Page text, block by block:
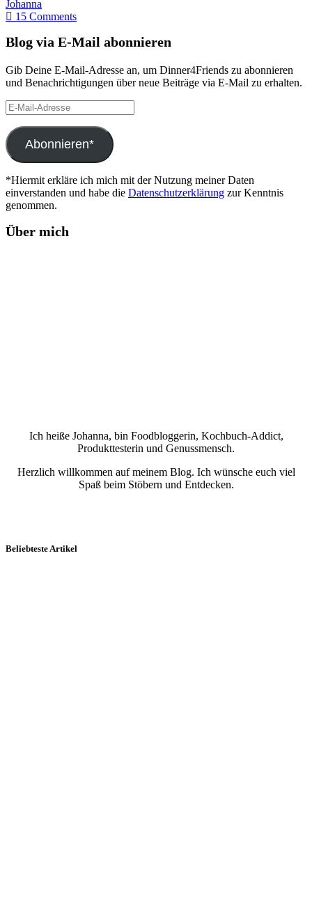
Johanna
15 Comments
Blog via E-Mail abonnieren
Gib Deine E-Mail-Adresse an, um Dinner4Friends zu abonnieren
und Benachrichtigungen über neue Beiträge via E-Mail zu erhalten.
E-
Mail-
Adresse
Abonnieren*
*Hiermit erkläre ich mich mit der Nutzung meiner Daten
einverstanden und habe die Datenschutzerklärung zur Kenntnis
genommen.
Über mich
Ich heiße Johanna, bin Foodbloggerin, Kochbuch-Addict,
Produkttesterin und Genussmensch.
Herzlich willkommen auf meinem Blog. Ich wünsche euch viel
Spaß beim Stöbern und Entdecken.
Beliebteste Artikel